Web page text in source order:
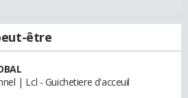
être
| Lcl - Guichetiere d'acceuil